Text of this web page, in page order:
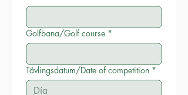
Golfbana/Golf course *
Tävlingsdatum/Date of competition *